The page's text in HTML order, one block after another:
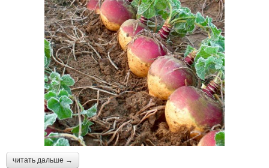
читать дальше →